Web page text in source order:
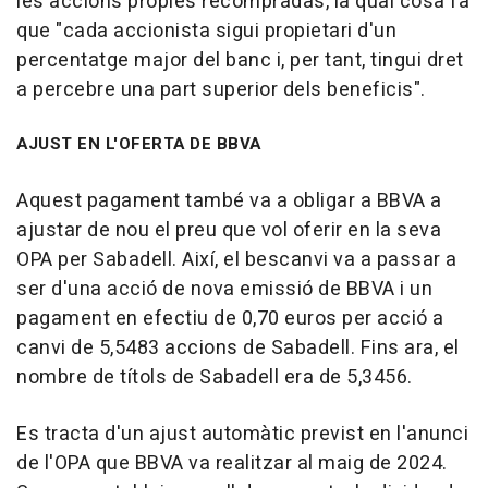
que "cada accionista sigui propietari d'un
percentatge major del banc i, per tant, tingui dret
a percebre una part superior dels beneficis".
AJUST EN L'OFERTA DE BBVA
Aquest pagament també va a obligar a BBVA a
ajustar de nou el preu que vol oferir en la seva
OPA per Sabadell. Així, el bescanvi va a passar a
ser d'una acció de nova emissió de BBVA i un
pagament en efectiu de 0,70 euros per acció a
canvi de 5,5483 accions de Sabadell. Fins ara, el
nombre de títols de Sabadell era de 5,3456.
Es tracta d'un ajust automàtic previst en l'anunci
de l'OPA que BBVA va realitzar al maig de 2024.